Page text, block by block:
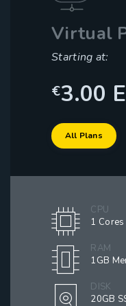
Virtual
Starting at:
€3.00
All Plans
CPU
1 Cores
RAM
1GB
DISK
20GB